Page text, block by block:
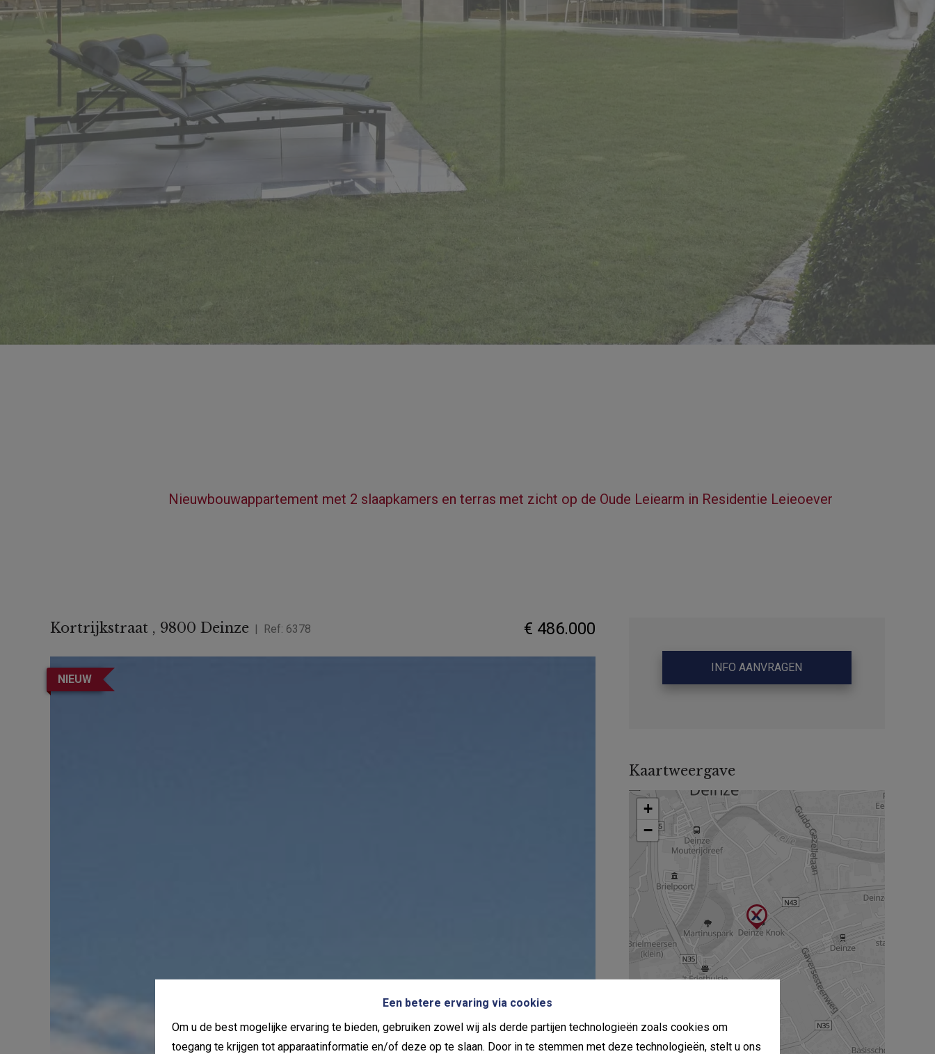
Een betere ervaring via cookies
Om u de best mogelijke ervaring te bieden, gebruiken zowel wij als derde partijen technologieën zoals cookies om
toegang te krijgen tot apparaatinformatie en/of deze op te slaan. Door in te stemmen met deze technologieën, stelt u ons
Nieuwbouwappartement met 2 slaapkamers en terras met zicht op de Oude Leiearm in Residentie Leieoever
Kortrijkstraat , 9800 Deinze Ref: 6378 € 486.000
NIEUW
INFO AANVRAGEN
Kaartweergave